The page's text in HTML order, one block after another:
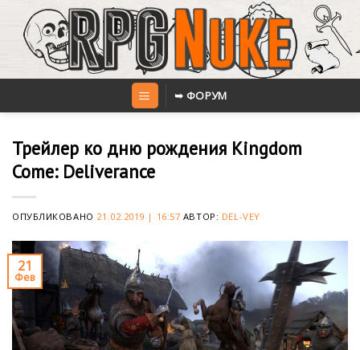
content
➥ ФОРУМ
Трейлер ко дню рождения Kingdom
Come: Deliverance
ОПУБЛИКОВАНО 21.02.2019 | 16:57 АВТОР: DEL-VEY
21
Фев